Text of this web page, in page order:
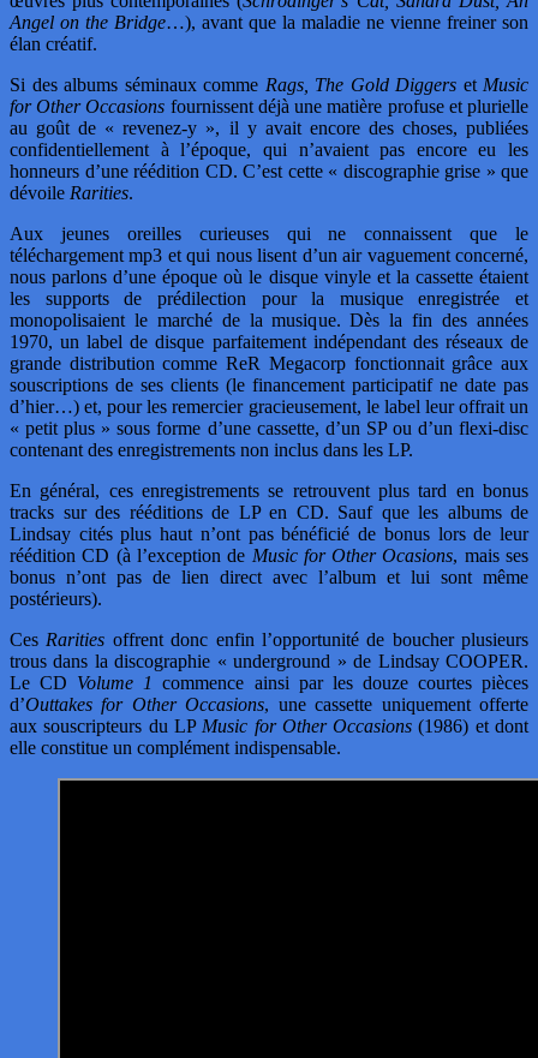
Angel on the Bridge…), avant que la maladie ne vienne freiner son
élan créatif.
Si des albums séminaux comme Rags, The Gold Diggers et Music
for Other Occasions fournissent déjà une matière profuse et plurielle
au goût de « revenez-y », il y avait encore des choses, publiées
confidentiellement à l’époque, qui n’avaient pas encore eu les
honneurs d’une réédition CD. C’est cette « discographie grise » que
dévoile Rarities.
Aux jeunes oreilles curieuses qui ne connaissent que le
téléchargement mp3 et qui nous lisent d’un air vaguement concerné,
nous parlons d’une époque où le disque vinyle et la cassette étaient
les supports de prédilection pour la musique enregistrée et
monopolisaient le marché de la musique. Dès la fin des années
1970, un label de disque parfaitement indépendant des réseaux de
grande distribution comme ReR Megacorp fonctionnait grâce aux
souscriptions de ses clients (le financement participatif ne date pas
d’hier…) et, pour les remercier gracieusement, le label leur offrait un
« petit plus » sous forme d’une cassette, d’un SP ou d’un flexi-disc
contenant des enregistrements non inclus dans les LP.
En général, ces enregistrements se retrouvent plus tard en bonus
tracks sur des rééditions de LP en CD. Sauf que les albums de
Lindsay cités plus haut n’ont pas bénéficié de bonus lors de leur
réédition CD (à l’exception de Music for Other Ocasions, mais ses
bonus n’ont pas de lien direct avec l’album et lui sont même
postérieurs).
Ces Rarities offrent donc enfin l’opportunité de boucher plusieurs
trous dans la discographie « underground » de Lindsay COOPER.
Le CD Volume 1 commence ainsi par les douze courtes pièces
d’Outtakes for Other Occasions, une cassette uniquement offerte
aux souscripteurs du LP Music for Other Occasions (1986) et dont
elle constitue un complément indispensable.